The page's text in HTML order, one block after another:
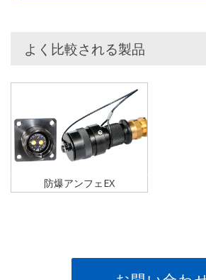
よく比較される製品
防爆アンフェEX